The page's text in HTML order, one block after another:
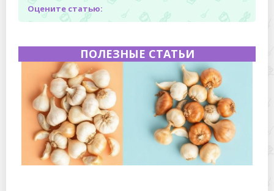
Оцените статью:
ПОЛЕЗНЫЕ СТАТЬИ